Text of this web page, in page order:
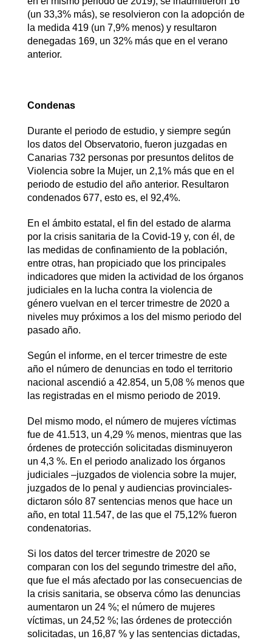
(un 33,3% más), se resolvieron con la adopción de
la medida 419 (un 7,9% menos) y resultaron
denegadas 169, un 32% más que en el verano
anterior.
Condenas
Durante el periodo de estudio, y siempre según
los datos del Observatorio, fueron juzgadas en
Canarias 732 personas por presuntos delitos de
Violencia sobre la Mujer, un 2,1% más que en el
periodo de estudio del año anterior. Resultaron
condenados 677, esto es, el 92,4%.
En el ámbito estatal, el fin del estado de alarma
por la crisis sanitaria de la Covid-19 y, con él, de
las medidas de confinamiento de la población,
entre otras, han propiciado que los principales
indicadores que miden la actividad de los órganos
judiciales en la lucha contra la violencia de
género vuelvan en el tercer trimestre de 2020 a
niveles muy próximos a los del mismo periodo del
pasado año.
Según el informe, en el tercer trimestre de este
año el número de denuncias en todo el territorio
nacional ascendió a 42.854, un 5,08 % menos que
las registradas en el mismo periodo de 2019.
Del mismo modo, el número de mujeres víctimas
fue de 41.513, un 4,29 % menos, mientras que las
órdenes de protección solicitadas disminuyeron
un 4,3 %. En el periodo analizado los órganos
judiciales –juzgados de violencia sobre la mujer,
juzgados de lo penal y audiencias provinciales-
dictaron sólo 87 sentencias menos que hace un
año, en total 11.547, de las que el 75,12% fueron
condenatorias.
Si los datos del tercer trimestre de 2020 se
comparan con los del segundo trimestre del año,
que fue el más afectado por las consecuencias de
la crisis sanitaria, se observa cómo las denuncias
aumentaron un 24 %; el número de mujeres
víctimas, un 24,52 %; las órdenes de protección
solicitadas, un 16,87 % y las sentencias dictadas,